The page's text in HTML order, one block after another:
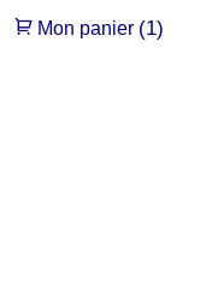
Mon panier (1)